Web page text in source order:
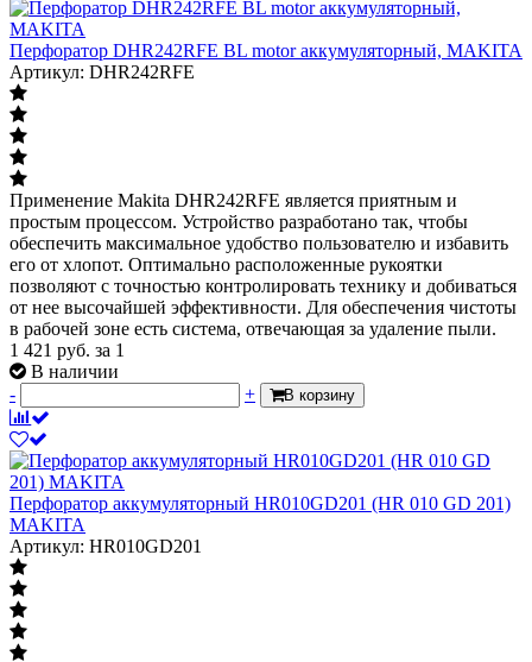
Перфоратор DHR242RFE BL motor аккумуляторный, MAKITA
Артикул: DHR242RFE
Применение Makita DHR242RFE является приятным и
простым процессом. Устройство разработано так, чтобы
обеспечить максимальное удобство пользователю и избавить
его от хлопот. Оптимально расположенные рукоятки
позволяют с точностью контролировать технику и добиваться
от нее высочайшей эффективности. Для обеспечения чистоты
в рабочей зоне есть система, отвечающая за удаление пыли.
1 421 руб. за 1
В наличии
-
+ В корзину
Перфоратор аккумуляторный HR010GD201 (HR 010 GD 201)
MAKITA
Артикул: HR010GD201